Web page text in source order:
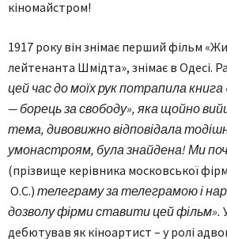
кіномайстром!
1917 року він знімає перший фільм
лейтенанта Шмідта», знімає в Одесі.
цей час до моїх рук потрапила
— борець за свободу», яка щойно
тема, дивовижно відповідала
умонастроям, була знайдена! Ми
(прізвище керівника московської
О.С.) телеграму за телеграмою і
дозволу фірми ставити цей фільм».
дебютував як кіноартист – у ролі